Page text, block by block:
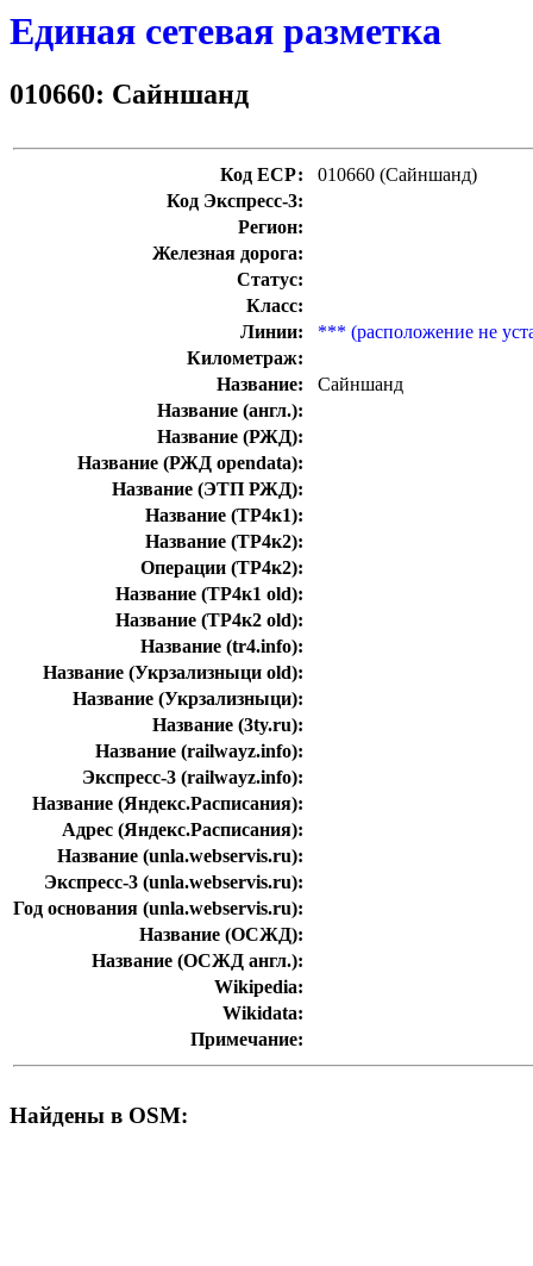
Единая сетевая разметка
010660: Сайншанд
Код ЕСР:
010660 (Сайншанд)
Код Экспресс-3:
Регион:
Железная дорога:
Статус:
Класс:
Линии:
*** (расположение не
Километраж:
Название:
Сайншанд
Название (англ.):
Название (РЖД):
Название (РЖД opendata):
Название (ЭТП РЖД):
Название (ТР4к1):
Название (ТР4к2):
Операции (ТР4к2):
Название (ТР4к1 old):
Название (ТР4к2 old):
Название (tr4.info):
Название (Укрзализныци old):
Название (Укрзализныци):
Название (3ty.ru):
Название (railwayz.info):
Экспресс-3 (railwayz.info):
Название (Яндекс.Расписания):
Адрес (Яндекс.Расписания):
Название (unla.webservis.ru):
Экспресс-3 (unla.webservis.ru):
Год основания (unla.webservis.ru):
Название (ОСЖД):
Название (ОСЖД англ.):
Wikipedia:
Wikidata:
Примечание:
Найдены в OSM: